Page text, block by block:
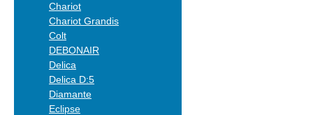
Chariot
Chariot Grandis
Colt
DEBONAIR
Delica
Delica D:5
Diamante
Eclipse